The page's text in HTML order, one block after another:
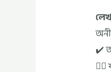
✔️
✔ী